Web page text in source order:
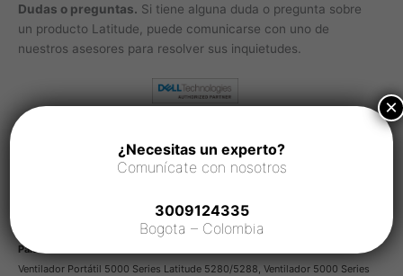
Dudas o preguntas. Si tiene alguna duda o pregunta sobre
un producto Latitude, puede comunicarse con uno de
nuestros asesores para resolver sus inquietudes.
Servicio al cliente: 3009124335
Palabras mas buscadas
Ventilador Portátil 5000 Series Latitude 5280/5288, Ventilador 5000 Series
¿Necesitas un experto?
Comunícate con nosotros
3009124335
Bogota – Colombia
×